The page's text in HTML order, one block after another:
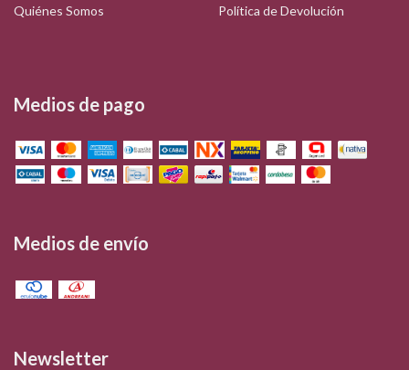
Quiénes Somos Política de Devolución
Medios de pago
Medios de envío
Newsletter